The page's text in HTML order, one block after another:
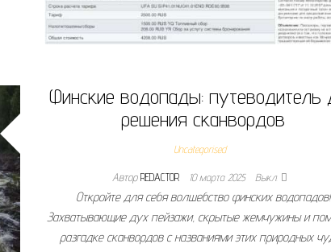
Финские водопады: путеводитель
решения сканвордов
Uncategorised
АвторREDACTOR 10 марта 2025 Выкл.
Откройте для себя волшебство финских водопадов!
Захватывающие дух пейзажи, скрытые жемчужины и
разгадке сканвордов с названиями этих природных